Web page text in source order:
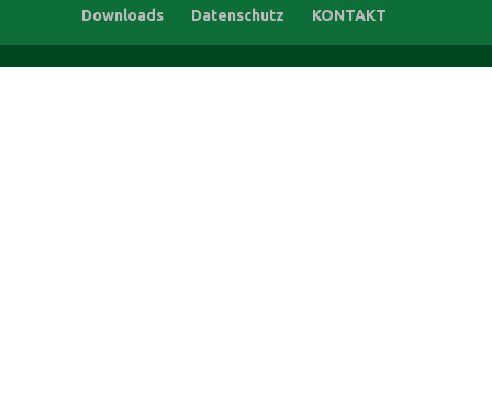
Downloads
Datenschutz KONTAKT